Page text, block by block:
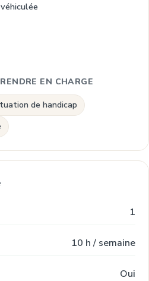
EN CHARGE
de handicap
1
10 h / semaine
Oui